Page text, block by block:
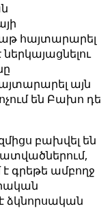
հայտարարել
այն
են Բախո դե
բախվել են
գրեթե ամբողջ
ձկնորսական